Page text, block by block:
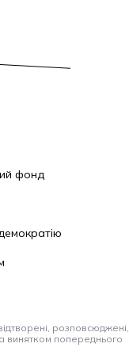
фонд
розповсюджені,
винятком попереднього